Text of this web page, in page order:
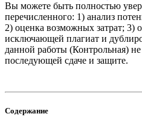
Вы можете быть полностью
перечисленного: 1) анализ
2) оценка возможных затрат; 3)
исключающей плагиат и
данной работы (Контрольная)
последующей сдаче и защите.
Содержание